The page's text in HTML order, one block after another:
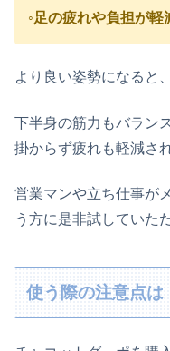
◦足の疲れや負担が軽
より良い姿勢になると
下半身の筋力もバラン
掛からず疲れも軽減さ
営業マンや立ち仕事が
う方に是非試していた
使う際の注意点は